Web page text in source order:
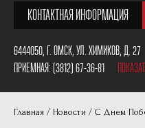
КОНТАКТНАЯ ИНФОРМАЦИЯ
6444050, Г. ОМСК, УЛ. ХИМИКОВ, Д. 27
ПРИЕМНАЯ:(3812) 67-36-81
Главная Новости С Днем